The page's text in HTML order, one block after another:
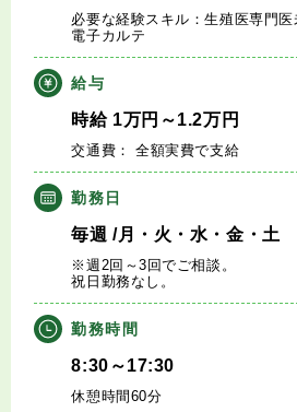
医師の転職マニュアル
データで見る医師の平均年収
医師に役立つ取材記事
大学医局紹介
必要な経験スキル：生殖医専門
電子カルテ
給与
時給1万円 ～1.2万円
交通費： 全額実費で支給
勤務日
毎週 /月・火・水・金・土
※週2回～3回でご相談。
祝日勤務なし。
勤務時間
8:30～17:30
休憩時間60分